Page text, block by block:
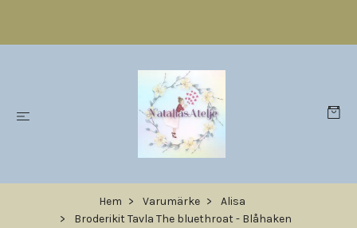
Hem Varumärke
Alisa
Broderikit Tavla The bluethroat - Blåhaken